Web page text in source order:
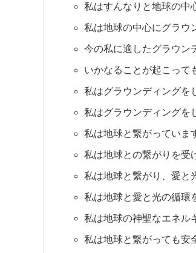
私はすんなりと地球の中
私は地球の中心にグラウ
今の私に適したグラウン
いかなることが起こって
私はグラウンディングを
私はグラウンディングを
私は地球と繋がっていま
私は地球との繋がりを受
私は地球と繋がり、愛と
私は地球と愛と光の循環
私は地球の神聖なエネル
私は地球と繋がっても安